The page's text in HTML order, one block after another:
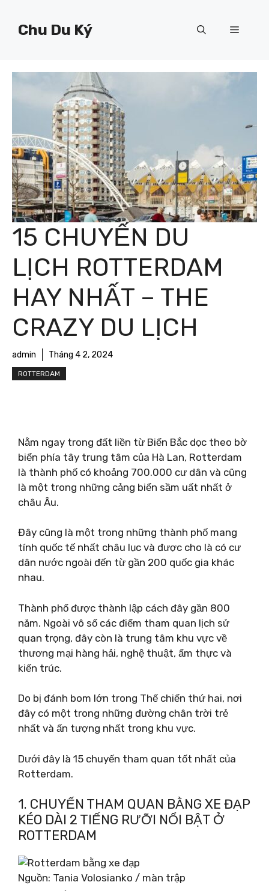
Chu Du Ký Menu
15 CHUYẾN DU
LỊCH ROTTERDAM
HAY NHẤT – THE
CRAZY DU LỊCH
admin Tháng 4 2, 2024
ROTTERDAM
Nằm ngay trong đất liền từ Biển Bắc dọc theo bờ
biển phía tây trung tâm của Hà Lan, Rotterdam
là thành phố có khoảng 700.000 cư dân và cũng
là một trong những cảng biển sầm uất nhất ở
châu Âu.
Đây cũng là một trong những thành phố mang
tính quốc tế nhất châu lục và được cho là có cư
dân nước ngoài đến từ gần 200 quốc gia khác
nhau.
Thành phố được thành lập cách đây gần 800
năm. Ngoài vô số các điểm tham quan lịch sử
quan trọng, đây còn là trung tâm khu vực về
thương mại hàng hải, nghệ thuật, ẩm thực và
kiến ​​trúc.
Do bị đánh bom lớn trong Thế chiến thứ hai, nơi
đây có một trong những đường chân trời trẻ
nhất và ấn tượng nhất trong khu vực.
Dưới đây là 15 chuyến tham quan tốt nhất của
Rotterdam.
1. CHUYẾN THAM QUAN BẰNG XE ĐẠP
KÉO DÀI 2 TIẾNG RƯỠI NỔI BẬT Ở
ROTTERDAM
Nguồn: Tania Volosianko / màn trập